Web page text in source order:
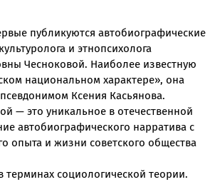
публикуются автобиографические
и этнопсихолога
Чесноковой. Наиболее известную
национальном характере», она
Ксения Касьянова.
— это уникальное в отечественной
автобиографического нарратива с
опыта и жизни советского общества
терминах социологической теории.